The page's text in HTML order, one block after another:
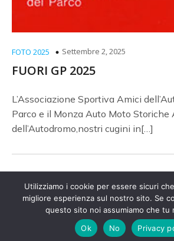
FOTO 2025 Settembre 2, 2025
FUORI GP 2025
L’Associazione Sportiva Amici
Parco e il Monza Auto Moto Storiche
dell’Autodromo,nostri cugini in[…]
© 2026 Amici Autodromo.
WordPress and
Utilizziamo i cookie per essere sicuri
migliore esperienza sul nostro sito. Se
questo sito noi assumiamo che tu
Ok
No Privacy